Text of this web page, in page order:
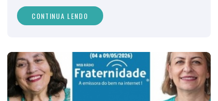
CONTINUA LENDO